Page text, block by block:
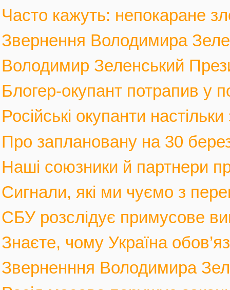
Часто кажуть: непокаране
Звернення Володимира
Володимир Зеленський
Блогер-окупант потрапив у
Російські окупанти
Про заплановану на 30
Наші союзники й партнери
Сигнали, які ми чуємо з
СБУ розслідує примусове
Знаєте, чому Україна
Зверненння Володимира